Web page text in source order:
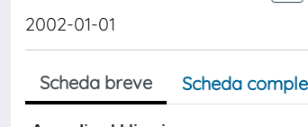
2002-01-01
Scheda breve Scheda